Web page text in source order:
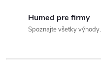
Humed pre firmy
Spoznajte všetky výhody.